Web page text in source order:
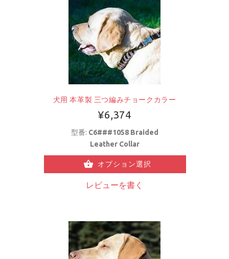
犬用 本革製 三つ編みチョークカラー
¥6,374
型番: C6###1058 Braided
Leather Collar
オプション選択
レビューを書く